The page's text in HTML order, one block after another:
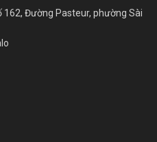
162, Đường Pasteur, phường Sài